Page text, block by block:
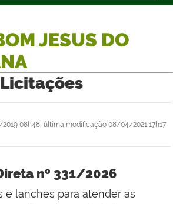
JESUS DO
Licitações
08h48, última modificação 08/04/2021 17h17
nº 331/2026
e lanches para atender as